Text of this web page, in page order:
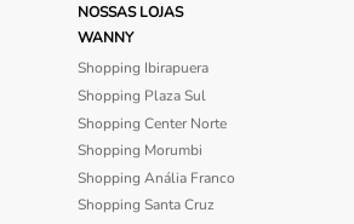
NOSSAS LOJAS
WANNY
Shopping Ibirapuera
Shopping Plaza Sul
Shopping Center Norte
Shopping Morumbi
Shopping Anália Franco
Shopping Santa Cruz